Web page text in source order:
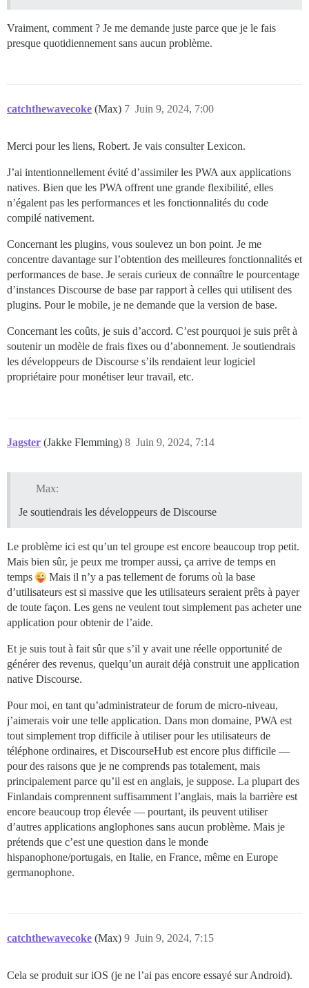
Vraiment, comment ? Je me demande juste parce que je le fais
presque quotidiennement sans aucun problème.
catchthewavecoke (Max) Juin 9, 2024, 7:00
7
Merci pour les liens, Robert. Je vais consulter Lexicon.
J’ai intentionnellement évité d’assimiler les PWA aux applications
natives. Bien que les PWA offrent une grande flexibilité, elles
n’égalent pas les performances et les fonctionnalités du code
compilé nativement.
Concernant les plugins, vous soulevez un bon point. Je me
concentre davantage sur l’obtention des meilleures fonctionnalités et
performances de base. Je serais curieux de connaître le pourcentage
d’instances Discourse de base par rapport à celles qui utilisent des
plugins. Pour le mobile, je ne demande que la version de base.
Concernant les coûts, je suis d’accord. C’est pourquoi je suis prêt à
soutenir un modèle de frais fixes ou d’abonnement. Je soutiendrais
les développeurs de Discourse s’ils rendaient leur logiciel
propriétaire pour monétiser leur travail, etc.
Jagster (Jakke Flemming) Juin 9, 2024, 7:14
8
Max:
Je soutiendrais les développeurs de Discourse
Le problème ici est qu’un tel groupe est encore beaucoup trop petit.
Mais bien sûr, je peux me tromper aussi, ça arrive de temps en
temps
Mais il n’y a pas tellement de forums où la base
d’utilisateurs est si massive que les utilisateurs seraient prêts à payer
de toute façon. Les gens ne veulent tout simplement pas acheter une
application pour obtenir de l’aide.
Et je suis tout à fait sûr que s’il y avait une réelle opportunité de
générer des revenus, quelqu’un aurait déjà construit une application
native Discourse.
Pour moi, en tant qu’administrateur de forum de micro-niveau,
j’aimerais voir une telle application. Dans mon domaine, PWA est
tout simplement trop difficile à utiliser pour les utilisateurs de
téléphone ordinaires, et DiscourseHub est encore plus difficile —
pour des raisons que je ne comprends pas totalement, mais
principalement parce qu’il est en anglais, je suppose. La plupart des
Finlandais comprennent suffisamment l’anglais, mais la barrière est
encore beaucoup trop élevée — pourtant, ils peuvent utiliser
d’autres applications anglophones sans aucun problème. Mais je
prétends que c’est une question dans le monde
hispanophone/portugais, en Italie, en France, même en Europe
germanophone.
catchthewavecoke (Max) Juin 9, 2024, 7:15
9
Cela se produit sur iOS (je ne l’ai pas encore essayé sur Android).